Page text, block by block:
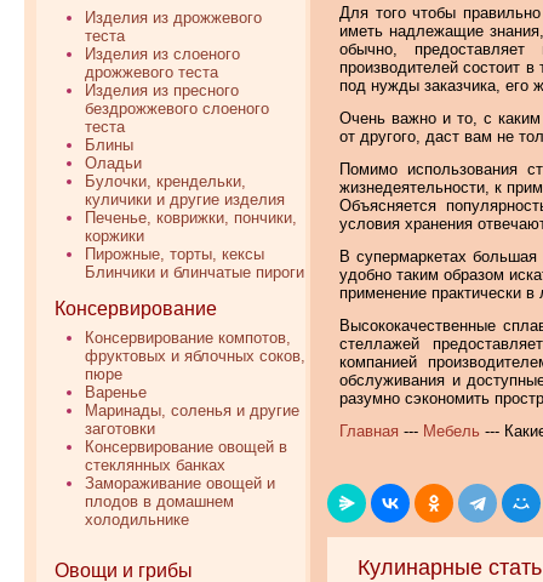
Изделия из дрожжевого
теста
Изделия из слоеного
дрожжевого теста
Изделия из пресного
бездрожжевого слоеного
теста
Блины
Оладьи
Булочки, крендельки,
куличики и другие изделия
Печенье, коврижки, пончики,
коржики
Пирожные, торты, кексы
Блинчики и блинчатые пироги
Консервирование
Консервирование компотов,
фруктовых и яблочных соков,
пюре
Варенье
Маринады, соленья и другие
заготовки
Консервирование овощей в
стеклянных банках
Замораживание овощей и
плодов в домашнем
холодильнике
Овощи и грибы
Для того чтобы
иметь надлежащие
обычно,
производителей состоит
под нужды заказчика, его
Очень важно и то, с
от другого, даст вам не
Помимо использования
жизнедеятельности, к
Объясняется
условия хранения
В супермаркетах
удобно таким образом
применение практически
Высококачественные
стеллажей
компанией
обслуживания и
разумно сэкономить
Главная --- Мебель ---
Кулинарные